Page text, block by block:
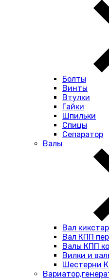
Болты
Винты
Втулки
Гайки
Шпильки
Спицы
Сепаратор
Валы
Вал
Вал КПП
Валы КПП
Вилки и
Шестерни